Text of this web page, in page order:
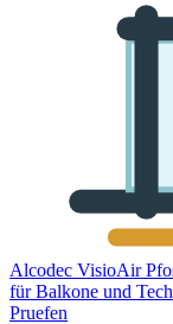
Alcodec VisioAir
für Balkone und
Pruefen